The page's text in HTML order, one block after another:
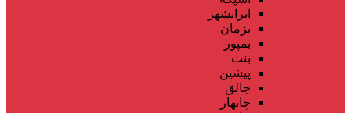
ایرانشهر
بزمان
بمپور
بنت
پیشین
جالق
چابهار